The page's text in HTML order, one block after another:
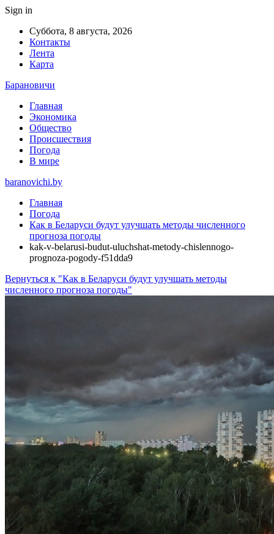
Sign in
Суббота, 8 августа, 2026
Контакты
Лента
Карта
Барановичи
Главная
Экономика
Общество
Происшествия
Погода
В мире
baranovichi.by
Главная
Погода
Как в Беларуси будут улучшать методы численного
прогноза погоды
kak-v-belarusi-budut-uluchshat-metody-chislennogo-
prognoza-pogody-f51dda9
Вернуться к "Как в Беларуси будут улучшать методы
численного прогноза погоды"